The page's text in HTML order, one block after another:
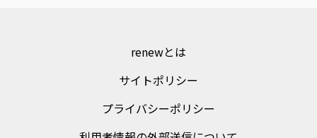
renewとは
サイトポリシー
プライバシーポリシー